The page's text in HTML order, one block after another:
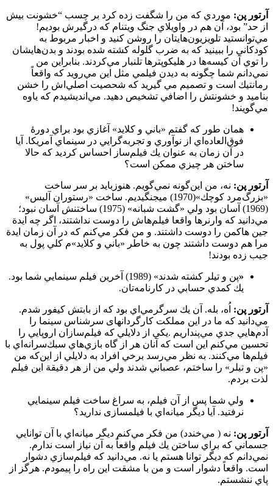
آرتور پن: موردي كه من را شگفت زده كرد بر چسب “خشونت بيش
از حد” بود، آن هم در واويلاي جنگ ويتنام كه درگيرش بوديم!
مي‌توانستيد تلويزيون‌هايتان را روشن كنيد و اخبار مربوط به
كودكاني را ببينيد كه به ضرب گلوله كشته شده بودند و بدن‌هايشان
را توي آن كيسه‌ها در هليكوپترها تلنبار مي‌كردند. بنابراين من
نمي‌دانم شما چگونه به ديدن فيلمي مثل اين مي‌رويد كه واقعاً
رمانتيك است و تصميم مي گيريد كه شحصيت اصلي‌اش را خشن
بناميد و خشونتش را اضافي تشخيص دهيد. مي‌انديشيدم كه ياوه
مي‌گويند!
همان طور كه گفتم «باني و كلايد» آغازي بود براي دورۀ
فوق‌العاده‌اي از نوآوري و تجربه‌گرايي در سينماي آمريكا. آيا
در آن زمان به عنوان يك فيلم‌ساز احساس كرديد كه حالا
ساختن هر چيزي ممكن است؟
آرتور پن: نه، من اين‌گونه نمي‌گويم. هنوزبايد بر سر ساخت
«بزرگ‌مرد كوچك»(1970) می­جنگیدیم. ساخت «رستوران آليس»
(1969) آسان بود ولي «گشت شبانه» (1975) ساختنش آسان نبود؛
مي‌دانيد كه وارنرها واقعا فيلم‌ه­اش را دوست نداشتند، اگر چه ايدة
جين هاكمن را دوست داشتند. و من فكر مي‌كنم كه در آن زمان ايدة
مرا هم دوست داشتند چون به خاطر «باني و كلايد»م كلي پول به
جيب زده بودند!
«
پن و تيلر كشته شدند» (1989) آخرين فيلم سينمايي شما بود.
يك كمدي حسابي در كارنامه‌تان.
آرتور پن: اُه، بله. آن يك سرگرمي‌اي بود كه از بابتش كيفور شدم.
مي‌دانيد كه ما در اين مملكت كارگردان­های سرشناس سينما را
آدم‌هايي جدي مي‌پنداريم .يكي از دلايلي كه فيلم‌سازان اروپايي را
تحسين مي‌كنم اين است كه آنان هر از گاه بازي‌هاي سبك‌سرانه‌اي با
فيلم‌ها مي‌كنند. به نظر مي‌رسد برخي افراد به دلايلي از اين‌كه من
«پن و تيلر» را ساختم، عصباني شدند ولي من از هر دقيقة اين فيلم
لذت بردم.
ولي شما پس از آن فيلم، به سراغ ساخت فيلم سينمايي
نرفتيد. آيا ديگر ميانه‌اي با فيلمسازی نداريد؟
آرتور پن: نه ( مي‌خندد) من فكر مي‌كنم ديگر ميانه‌اي با آن توانايي
جسماني كه براي ساختن يك فيلم واقعاً به آن نياز است ندارم.
نمي‌دانم كه ديگر توانا هستم يا نه. مي‌دانيد كه فيلم‌سازي دشوار
است. واقعاً دشوار است و من با مشقت اين راه را پيمودم. هرگز از
پاي ننشستم.